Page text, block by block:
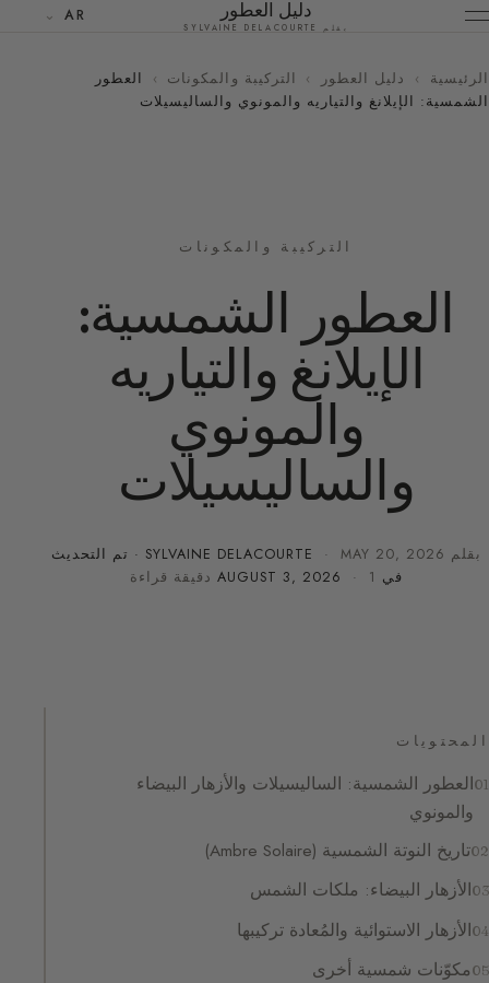
دليل العطور
بقلم SYLVAINE DELACOURTE
AR
الرئيسية › دليل العطور › التركيبة والمكونات ›
العطور
الشمسية: الإيلانغ والتياريه والمونوي والساليسيلات
التركيبة والمكونات
العطور الشمسية:
الإيلانغ والتياريه
والمونوي
والساليسيلات
بقلم SYLVAINE DELACOURTE ·MAY 20, 2026
· تم التحديث
في
AUGUST 3, 2026 · 1 دقيقة قراءة
المحتويات
العطور الشمسية: الساليسيلات والأزهار البيضاء
والمونوي
تاريخ النوتة الشمسية (Ambre Solaire)
الأزهار البيضاء: ملكات الشمس
الأزهار الاستوائية والمُعادة تركيبها
مكوّنات شمسية أخرى